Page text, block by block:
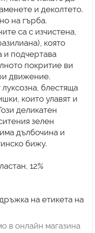
и деколтето.
на гърба.
са с изчистена,
която
и подчертава
покритие ви
движение.
блестяща
които улавят и
деликатен
зелен
дълбочина и
бижу.
12%
на етикета на
в онлайн магазина